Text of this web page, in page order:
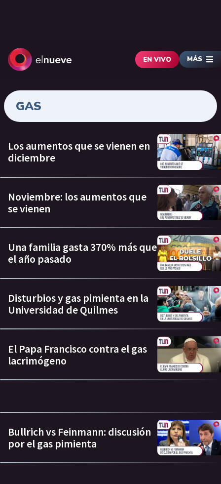
EN VIVO MÁS
GAS
Los aumentos que se vienen en
diciembre
Noviembre: los aumentos que
se vienen
Una familia gasta 370% más que
el año pasado
Disturbios y gas pimienta en la
Universidad de Quilmes
El Papa Francisco contra el gas
lacrimógeno
Bullrich vs Feinmann: discusión
por el gas pimienta